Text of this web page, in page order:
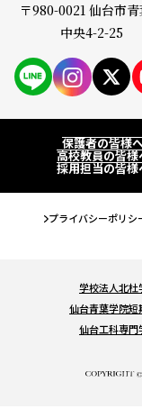
保護者の皆様へ
社会人・大学生の皆
高校教員の皆様へ
高校1・2年生の皆様
卒業生の方へ
仙台大原ってこんな
学校紹介
公務員・就職・資格
学生紹介
キャンパスライフ
公務員系
事務系
IT・ビジネス系
公務員・就職・資格
公務員合格実績
資格・検定合格実績
入試・学費・特待
コンビニ決済（選考
オープンキャンパス
〒980-0021 仙台市
中央4-2-25
保護者の皆様
高校教員の皆様
採用担当の皆様
プライバシーポリシ
学校法人北杜
仙台青葉学院短
仙台工科専門